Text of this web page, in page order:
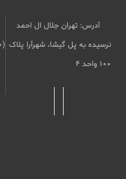
آدرس: تهران جلال ال احمد
نرسیده به پل گیشا، شهرآرا پلاک
۱۰۰ واحد ۴
(10 خط ویژه)